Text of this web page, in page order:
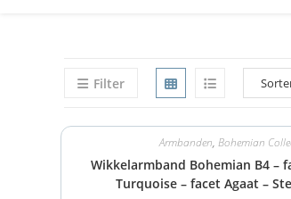
Filter
Armbanden, Bohemian
Wikkelarmband Bohemian B4 –
Turquoise – facet Agaat –